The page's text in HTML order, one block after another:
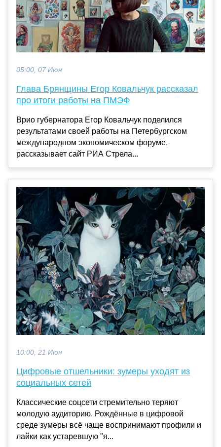
05:00, 07 Июн
Глава Брянщины Егор Ковальчук рассказал
про итоги работы на ПМЭФ
Врио губернатора Егор Ковальчук поделился
результатами своей работы на Петербургском
международном экономическом форуме,
рассказывает сайт РИА Стрела...
10:00, 21 Июн
Цифровые отшельники: зумеры уходят из
социальных сетей
Классические соцсети стремительно теряют
молодую аудиторию. Рождённые в цифровой
среде зумеры всё чаще воспринимают профили и
лайки как устаревшую "я...